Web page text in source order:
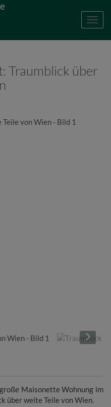
Traumblick über
Maisonette Wohnung im
über weite Teile von Wien.